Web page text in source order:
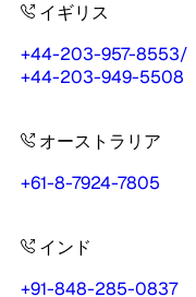
イギリス
+44-203-957-8553/
+44-203-949-5508
オーストラリア
+61-8-7924-7805
インド
+91-848-285-0837